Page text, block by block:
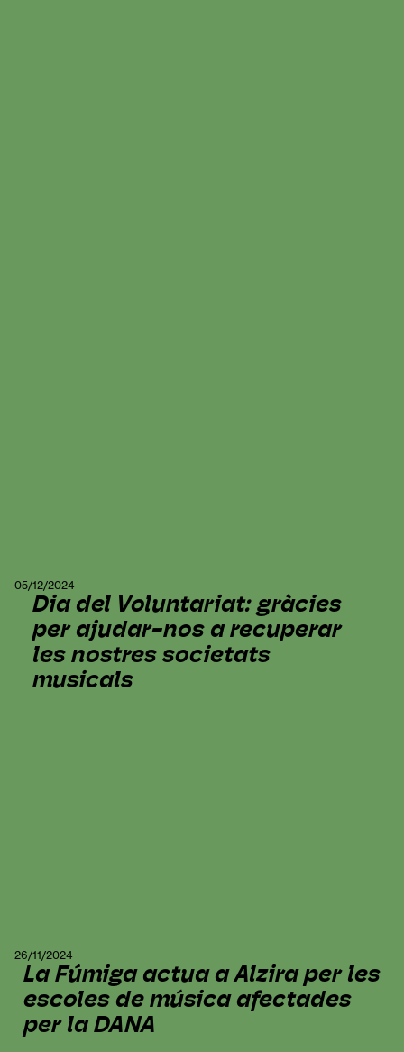
05/12/2024
Dia del Voluntariat: gràcies
per ajudar-nos a recuperar
les nostres societats
musicals
26/11/2024
La Fúmiga actua a Alzira per les
escoles de música afectades
per la DANA